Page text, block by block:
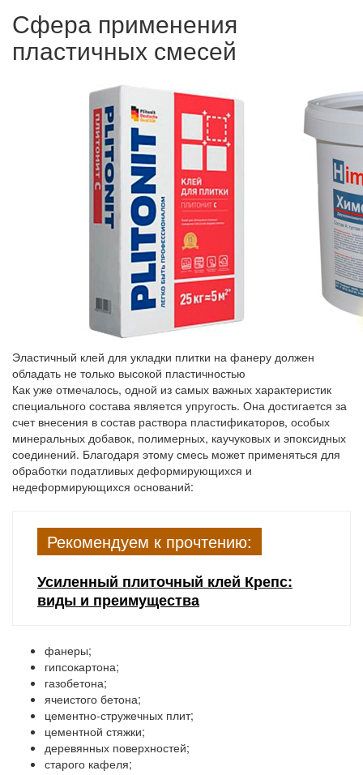
Сфера применения
пластичных смесей
Эластичный клей для укладки плитки на фанеру должен
обладать не только высокой пластичностью
Как уже отмечалось, одной из самых важных характеристик
специального состава является упругость. Она достигается за
счет внесения в состав раствора пластификаторов, особых
минеральных добавок, полимерных, каучуковых и эпоксидных
соединений. Благодаря этому смесь может применяться для
обработки податливых деформирующихся и
недеформирующихся оснований:
Рекомендуем к прочтению:
Усиленный плиточный клей Крепс:
виды и преимущества
фанеры;
гипсокартона;
газобетона;
ячеистого бетона;
цементно-стружечных плит;
цементной стяжки;
деревянных поверхностей;
старого кафеля;